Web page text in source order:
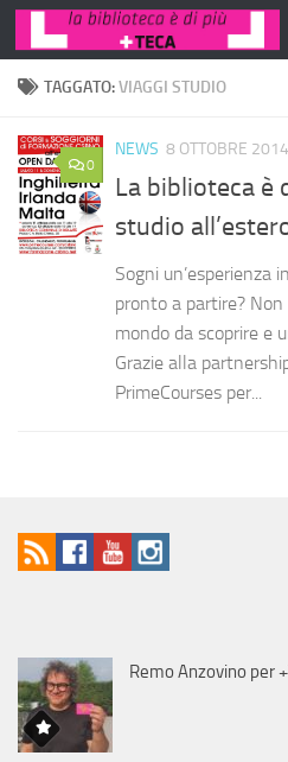
Salta al contenuto
TAGGATO:VIAGGI STUDIO
0
NEWS 8 OTTOBRE 2014
La biblioteca è
studio
Sogni un’esperienza
pronto a partire? Non
mondo da scoprire e
Grazie alla
PrimeCourses per...
Remo Anzovino per